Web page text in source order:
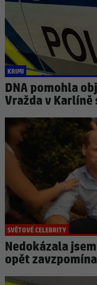
KRIMI
DNA pomohla
Vražda v
SVĚTOVÉ CELEBRITY
Nedokázala
opět